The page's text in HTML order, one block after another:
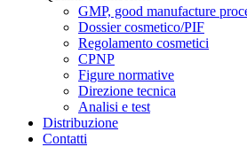
GMP, good manufacture
Dossier cosmetico/PIF
Regolamento cosmetici
CPNP
Figure normative
Direzione tecnica
Analisi e test
Distribuzione
Contatti